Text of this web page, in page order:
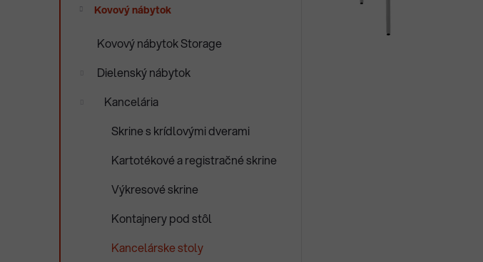
Kovový nábytok
Kovový nábytok Storage
Dielenský nábytok
Kancelária
Skrine s krídlovými dverami
Kartotékové a registračné skrine
Výkresové skrine
Kontajnery pod stôl
Kancelárske stoly